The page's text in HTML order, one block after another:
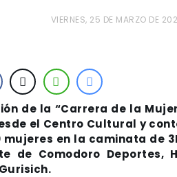
VIERNES, 25 DE MARZO DE
de la “Carrera de la
el Centro Cultural y
en la caminata de
de Comodoro Deportes,